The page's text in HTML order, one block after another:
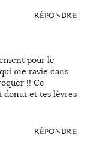
RÉPONDRE
pour le
me ravie dans
!! Ce
donut et tes lèvres
RÉPONDRE